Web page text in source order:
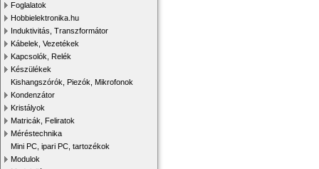
Foglalatok
Hobbielektronika.hu
Induktivitás, Transzformátor
Kábelek, Vezetékek
Kapcsolók, Relék
Készülékek
Kishangszórók, Piezók, Mikrofonok
Kondenzátor
Kristályok
Matricák, Feliratok
Méréstechnika
Mini PC, ipari PC, tartozékok
Modulok